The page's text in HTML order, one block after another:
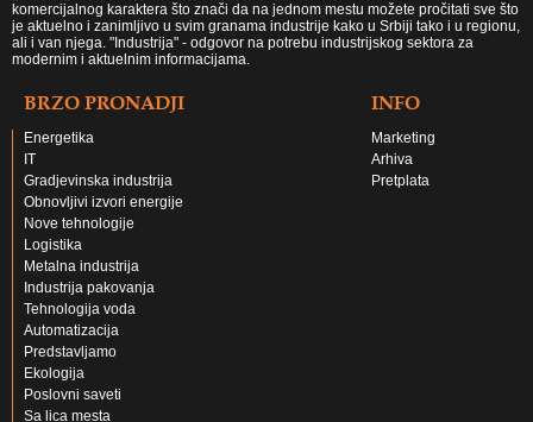
komercijalnog karaktera što znači da na jednom mestu možete pročitati sve što
je aktuelno i zanimljivo u svim granama industrije kako u Srbiji tako i u regionu,
ali i van njega. "Industrija" - odgovor na potrebu industrijskog sektora za
modernim i aktuelnim informacijama.
BRZO PRONADJI
Energetika
IT
Gradjevinska industrija
Obnovljivi izvori energije
Nove tehnologije
Logistika
Metalna industrija
Industrija pakovanja
Tehnologija voda
Automatizacija
Predstavljamo
Ekologija
Poslovni saveti
Sa lica mesta
INFO
Marketing
Arhiva
Pretplata